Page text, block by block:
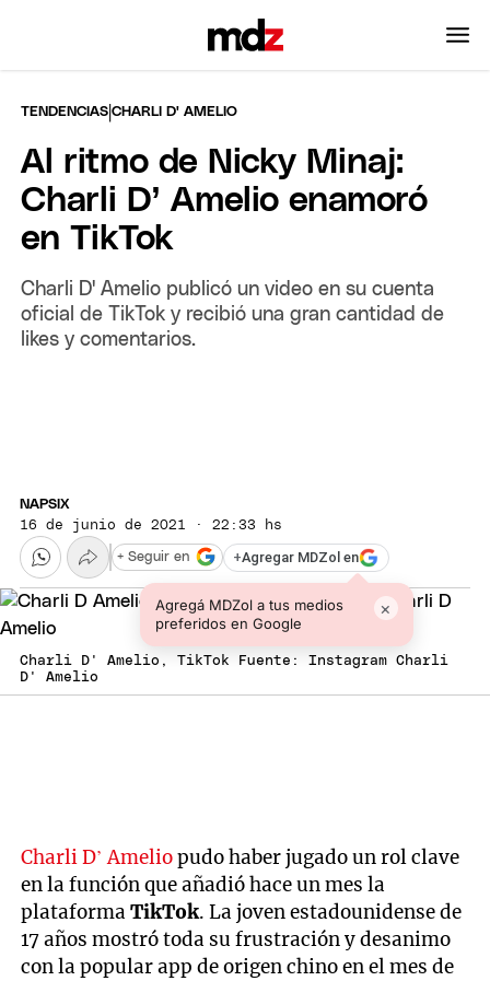
TENDENCIAS |CHARLI D' AMELIO
Al ritmo de Nicky Minaj:
Charli D’ Amelio enamoró
en TikTok
Charli D' Amelio publicó un video en su cuenta
oficial de TikTok y recibió una gran cantidad de
likes y comentarios.
NAPSIX
16 de junio de 2021 · 22:33 hs
+Agregar MDZol en
Agregá MDZol a tus medios
preferidos en Google
×
+ Seguir en
Charli D' Amelio, TikTok Fuente: Instagram Charli
D' Amelio
Charli D’ Ameliopudo haber jugado un rol clave
en la función que añadió hace un mes la
plataformaTikTok. La joven estadounidense de
17 años mostró toda su frustración y desanimo
con la popular app de origen chino en el mes de